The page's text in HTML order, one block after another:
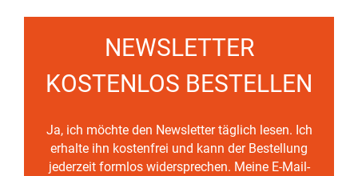
NEWSLETTER
KOSTENLOS BESTELLEN
Ja, ich möchte den Newsletter täglich lesen. Ich
erhalte ihn kostenfrei und kann der Bestellung
jederzeit formlos widersprechen. Meine E-Mail-